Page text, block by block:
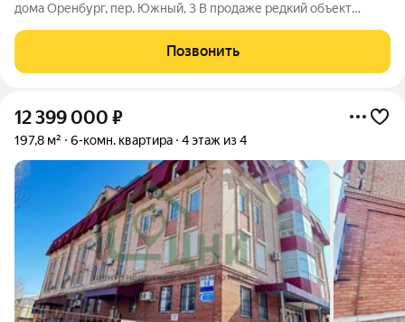
дома Оренбург, пер. Южный, 3 В продаже редкий объект
квартира площадью 395,3 м в доме всего на две квартиры. Это
идеальное решение
Позвонить
12 399 000 ₽
197,8 м² 6-комн. квартира 4 этаж из 4